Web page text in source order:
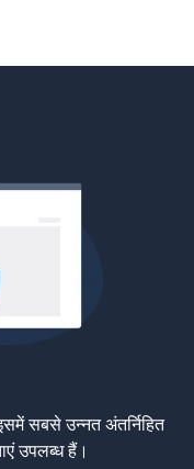
सबसे उन्नत अंतर्निहित
उपलब्ध हैं।